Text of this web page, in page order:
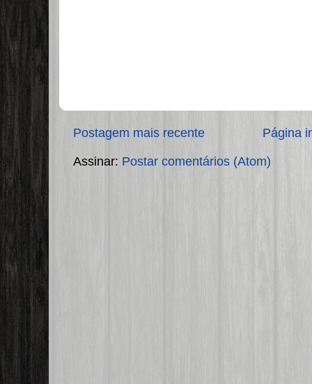
Postagem mais recente Página
Assinar: Postar comentários (Atom)